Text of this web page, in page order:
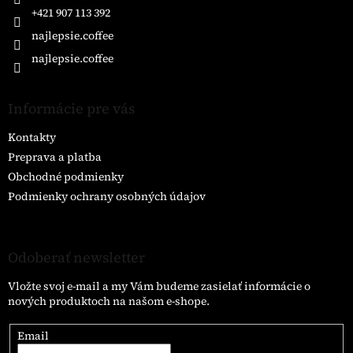
+421 907 113 392
najlepsie.coffee
najlepsie.coffee
Informácie pre vás
Kontakty
Preprava a platba
Obchodné podmienky
Podmienky ochrany osobných údajov
Odoberať newsletter
Vložte svoj e-mail a my Vám budeme zasielať informácie o
nových produktoch na našom e-shope.
Email